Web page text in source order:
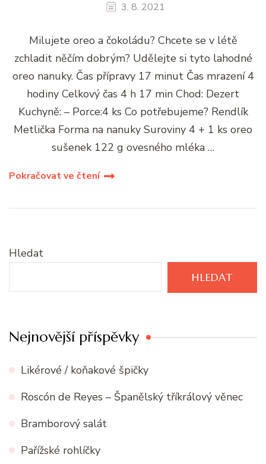
3. 8. 2021
Milujete oreo a čokoládu? Chcete se v létě
zchladit něčím dobrým? Udělejte si tyto lahodné
oreo nanuky. Čas přípravy 17 minut Čas mrazení 4
hodiny Celkový čas 4 h 17 min Chod: Dezert
Kuchyně: – Porce:4 ks Co potřebujeme? Rendlík
Metlička Forma na nanuky Suroviny 4 + 1 ks oreo
sušenek 122 g ovesného mléka …
Pokračovat ve čtení
Hledat
HLEDAT
Nejnovější příspěvky
Likérové / koňakové špičky
Roscón de Reyes – Španělský tříkrálový věnec
Bramborový salát
Pařížské rohlíčky